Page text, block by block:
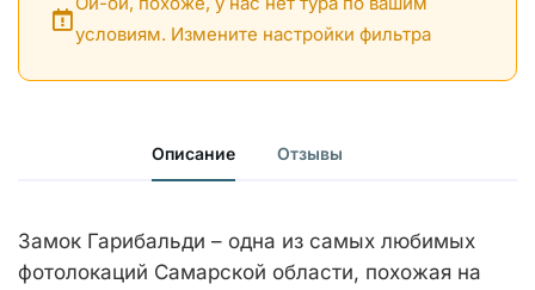
условиям. Измените настройки фильтра
Описание Отзывы
Замок Гарибальди – одна из самых любимых
фотолокаций Самарской области, похожая на